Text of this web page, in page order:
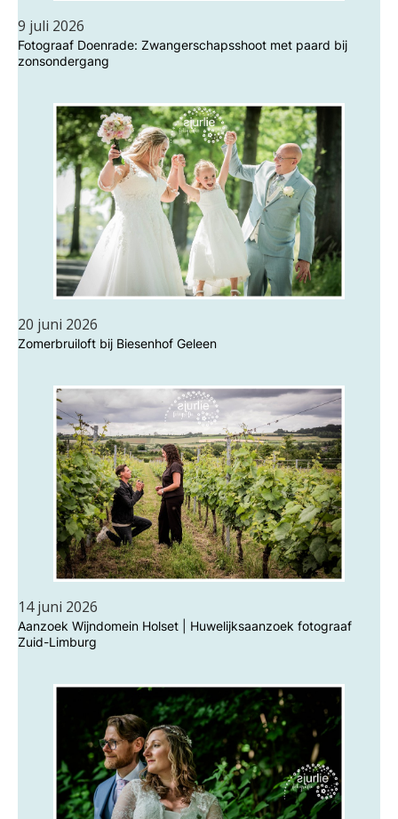
9 juli 2026
Fotograaf Doenrade: Zwangerschapsshoot met paard bij
zonsondergang
20 juni 2026
Zomerbruiloft bij Biesenhof Geleen
14 juni 2026
Aanzoek Wijndomein Holset | Huwelijksaanzoek fotograaf
Zuid-Limburg